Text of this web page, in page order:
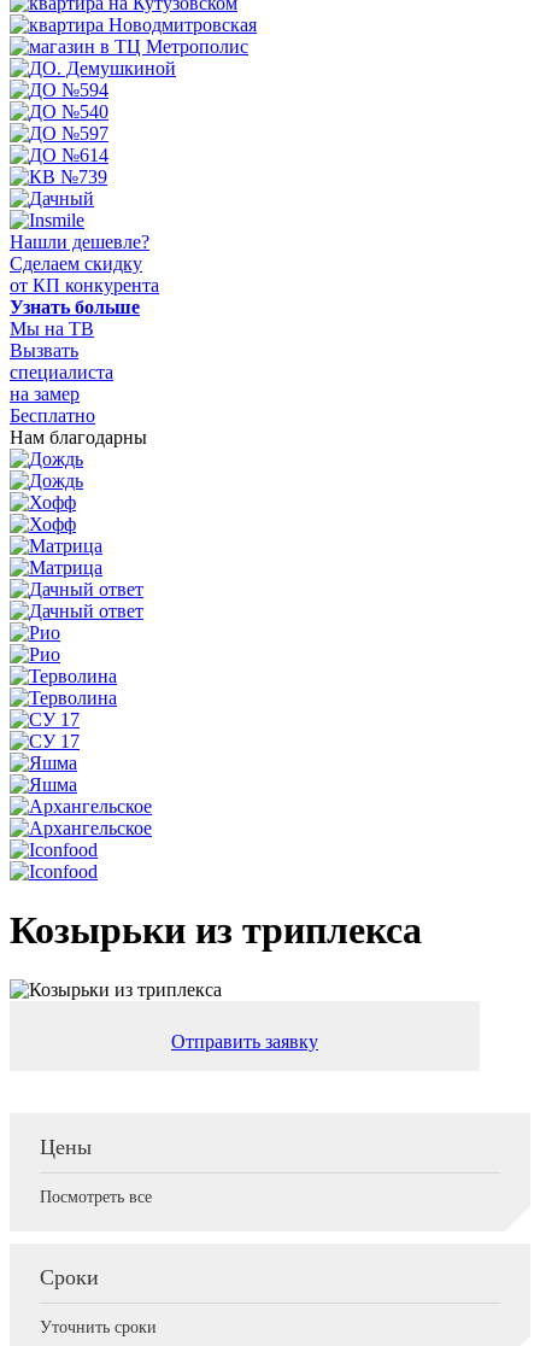
Нашли дешевле?
Сделаем скидку
от КП конкурента
Узнать больше
Мы на ТВ
Вызвать
специалиста
на замер
Бесплатно
Нам благодарны
Козырьки из триплекса
Отправить заявку
Цены
Посмотреть все
Сроки
Уточнить сроки